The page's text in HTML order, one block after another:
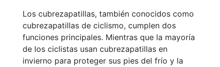
Los cubrezapatillas, también conocidos como
cubrezapatillas de ciclismo, cumplen dos
funciones principales. Mientras que la mayoría
de los ciclistas usan cubrezapatillas en
invierno para proteger sus pies del frío y la